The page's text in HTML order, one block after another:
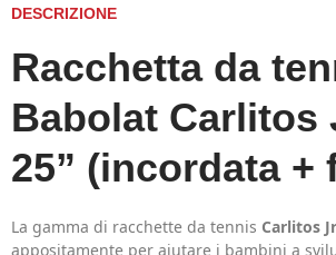
DESCRIZIONE
Racchetta da
Babolat Carlitos
25” (incordata +
La gamma di racchette da tennis Carlitos Jr
appositamente per aiutare i bambini a